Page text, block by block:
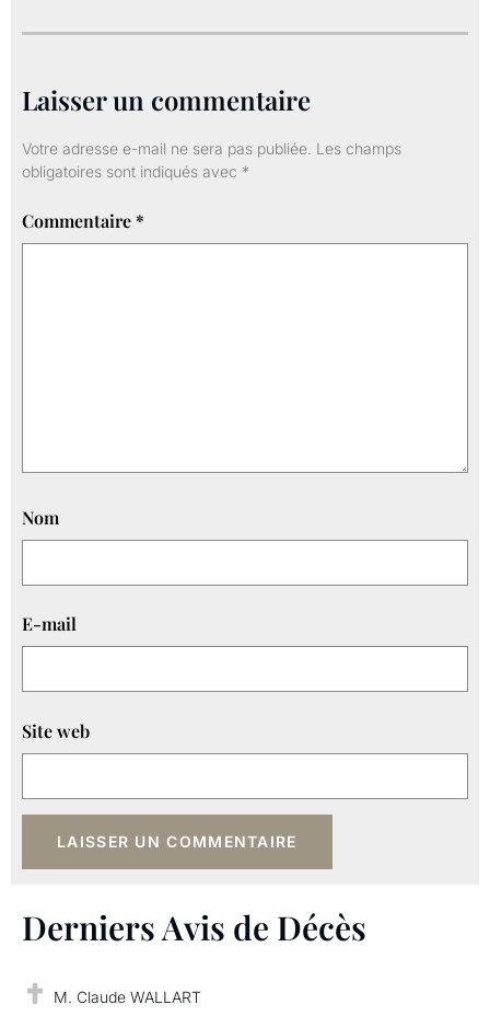
Laisser un commentaire
Votre adresse e-mail ne sera pas publiée. Les champs
obligatoires sont indiqués avec *
Commentaire *
Nom
E-mail
Site web
Derniers Avis de Décès
M. Claude WALLART